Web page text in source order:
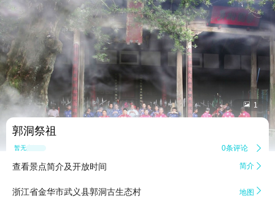
 1
郭洞祭祖
暂无点评 0条评论 
查看景点简介及开放时间 简介 
浙江省金华市武义县郭洞古生态村 地图 
